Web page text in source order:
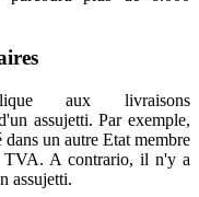
aux livraisons
assujetti. Par exemple,
un autre Etat membre
TVA. A contrario, il n'y a
assujetti.